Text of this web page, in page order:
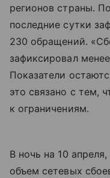
регионов страны.
последние сутки
230 обращений.
зафиксировал
Показатели
это связано с тем,
к ограничениям.
В ночь на 10
объем сетевых